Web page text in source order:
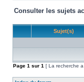
Consulter les sujets
Sujet(s)
Page 1 sur 1 [ La recherche